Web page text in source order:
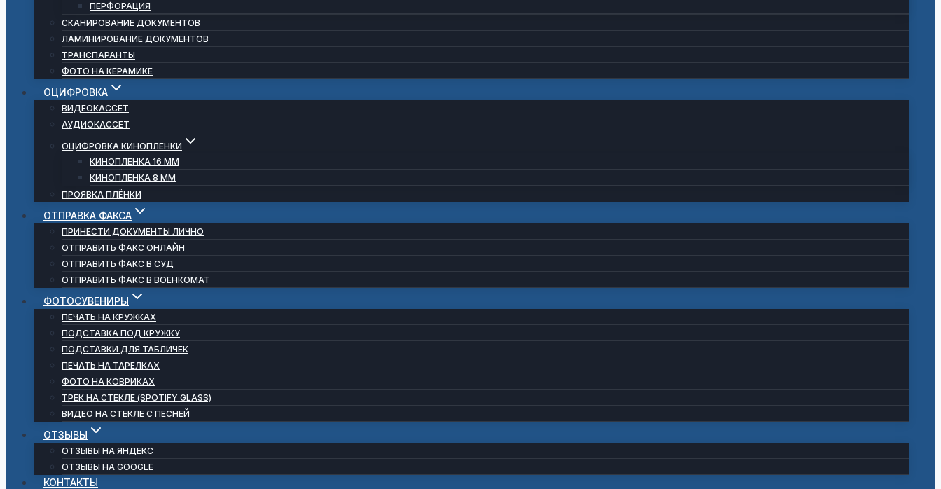
ПЕРФОРАЦИЯ
СКАНИРОВАНИЕ ДОКУМЕНТОВ
ЛАМИНИРОВАНИЕ ДОКУМЕНТОВ
ТРАНСПАРАНТЫ
ФОТО НА КЕРАМИКЕ
ОЦИФРОВКА
ВИДЕОКАССЕТ
АУДИОКАССЕТ
ОЦИФРОВКА КИНОПЛЕНКИ
КИНОПЛЕНКА 16 ММ
КИНОПЛЕНКА 8 ММ
ПРОЯВКА ПЛЁНКИ
ОТПРАВКА ФАКСА
ПРИНЕСТИ ДОКУМЕНТЫ ЛИЧНО
ОТПРАВИТЬ ФАКС ОНЛАЙН
ОТПРАВИТЬ ФАКС В СУД
ОТПРАВИТЬ ФАКС В ВОЕНКОМАТ
ФОТОСУВЕНИРЫ
ПЕЧАТЬ НА КРУЖКАХ
ПОДСТАВКА ПОД КРУЖКУ
ПОДСТАВКИ ДЛЯ ТАБЛИЧЕК
ПЕЧАТЬ НА ТАРЕЛКАХ
ФОТО НА КОВРИКАХ
ТРЕК НА СТЕКЛЕ (SPOTIFY GLASS)
ВИДЕО НА СТЕКЛЕ С ПЕСНЕЙ
ОТЗЫВЫ
ОТЗЫВЫ НА ЯНДЕКС
ОТЗЫВЫ НА GOOGLE
КОНТАКТЫ